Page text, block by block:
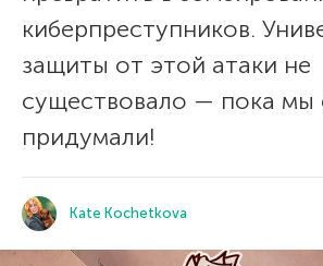
киберпреступников.
защиты от этой атаки не
существовало — пока мы
придумали!
Kate Kochetkova